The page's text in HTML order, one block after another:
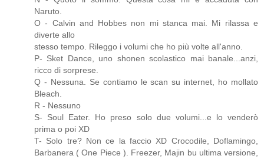
Naruto.
O - Calvin and Hobbes non mi stanca mai. Mi rilassa e
diverte allo
stesso tempo. Rileggo i volumi che ho più volte all'anno.
P- Sket Dance, uno shonen scolastico mai banale...anzi,
ricco di sorprese.
Q - Nessuna. Se contiamo le scan su internet, ho mollato
Bleach.
R - Nessuno
S- Soul Eater. Ho preso solo due volumi...e lo venderò
prima o poi XD
T- Solo tre? Non ce la faccio XD Crocodile, Doflamingo,
Barbanera ( One Piece ). Freezer, Majin bu ultima versione,